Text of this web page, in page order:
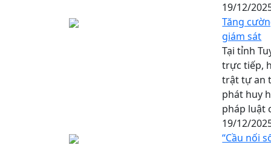
19/12/
Tăng
giám sát
Tại tỉnh
trực tiếp,
trật tự an
phát huy
pháp luật
19/12/
“Cầu nối